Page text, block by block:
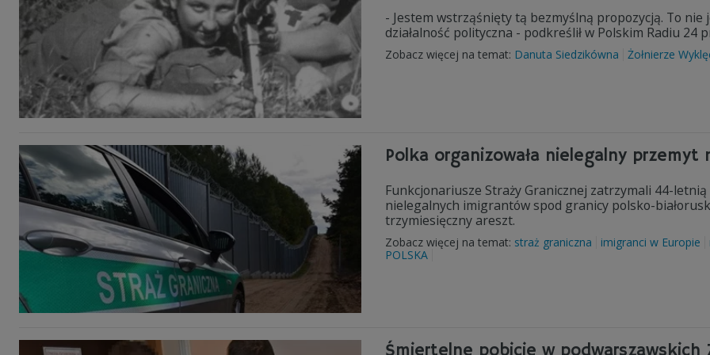
- Jestem wstrząśnięty tą bezmyślną propozycją. To
działalność polityczna - podkreślił w Polskim Radiu
Zobacz więcej na temat: Danuta Siedzikówna Żołnierze
Polka organizowała nielegalny przemyt
Funkcjonariusze Straży Granicznej zatrzymali 44-
nielegalnych imigrantów spod granicy polsko-
trzymiesięczny areszt.
Zobacz więcej na temat: straż graniczna imigranci w Europie
POLSKA